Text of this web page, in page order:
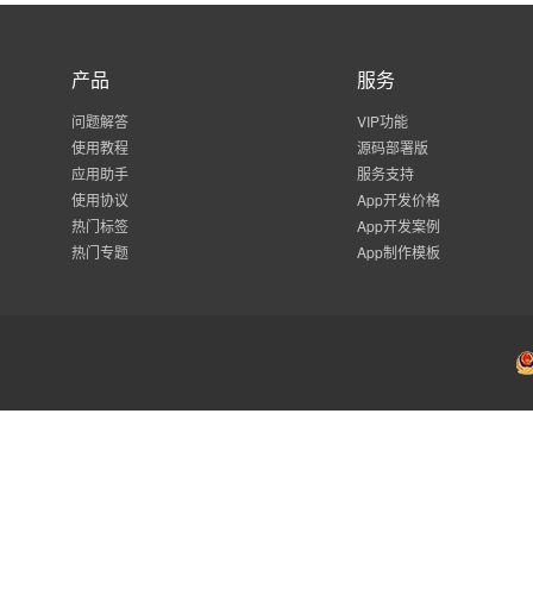
产品
问题解答
使用教程
应用助手
使用协议
热门标签
热门专题
服务
VIP功能
源码部署版
服务支持
App开发价格
App开发案例
App制作模板